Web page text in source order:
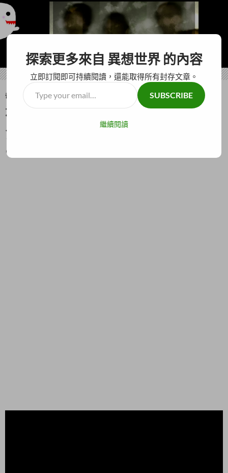
異想世界
主要選單
至
要
內
容
奇怪仙人掌
被包在日式棉被裡的懸疑身
分男子｜日本未解懸案
探索更多來自 異想世界 的內容
立即訂閱即可持續閱讀，還能取得所有封存文章。
Type
your
SUBSCRIBE
繼續閱讀